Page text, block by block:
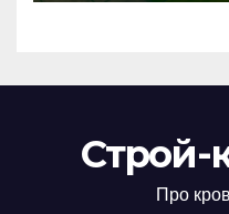
Строй-
Про